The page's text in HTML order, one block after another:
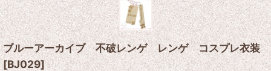
ブルーアーカイブ 不破レンゲ レンゲ コスプレ衣装
[BJ029]